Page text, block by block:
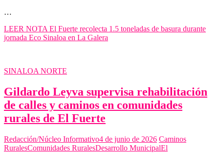
…
LEER NOTA El Fuerte recolecta 1.5 toneladas de basura durante
jornada Eco Sinaloa en La Galera
SINALOA NORTE
Gildardo Leyva supervisa rehabilitación
de calles y caminos en comunidades
rurales de El Fuerte
Redacción/Núcleo Informativo4 de junio de 2026 Caminos
RuralesComunidades RuralesDesarrollo MunicipalEl